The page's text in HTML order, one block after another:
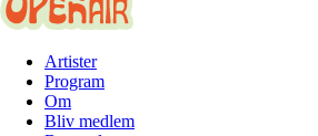
Artister
Program
Om
Bliv medlem